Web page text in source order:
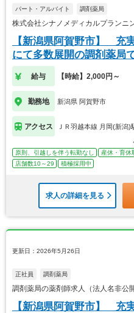
パート・アルバイト 調剤薬局
株式会社シナノメディカルプラン
【新潟県阿賀野市】 充
にて多数展開の調剤薬局
給与 【時給】2,000円～
勤務地 新潟県 阿賀野市
アクセス ＪＲ羽越本線 月岡(新潟)
原則、引越しを伴う転勤なし 産休・育休
店舗数10～29
積極採用中
求人の詳細を見る
更新日：2026年5月26日
正社員 調剤薬局
調剤薬局の薬剤師求人（法人名非
【新潟県阿賀野市】 充